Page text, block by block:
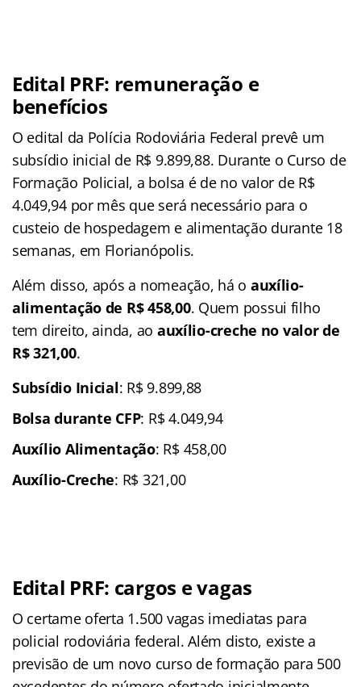
Edital PRF: remuneração e
benefícios
O edital da Polícia Rodoviária Federal prevê um
subsídio inicial de R$ 9.899,88. Durante o Curso de
Formação Policial, a bolsa é de no valor de R$
4.049,94 por mês que será necessário para o
custeio de hospedagem e alimentação durante 18
semanas, em Florianópolis.
Além disso, após a nomeação, há o auxílio-
alimentação de R$ 458,00. Quem possui filho
tem direito, ainda, ao auxílio-creche no valor de
R$ 321,00.
Subsídio Inicial: R$ 9.899,88
Bolsa durante CFP: R$ 4.049,94
Auxílio Alimentação: R$ 458,00
Auxílio-Creche: R$ 321,00
Edital PRF: cargos e vagas
O certame oferta 1.500 vagas imediatas para
policial rodoviária federal. Além disto, existe a
previsão de um novo curso de formação para 500